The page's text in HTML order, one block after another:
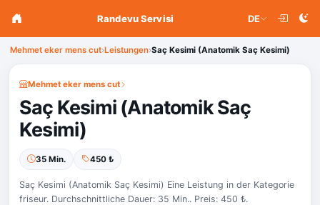
Randevu Servisi DE
Mehmet eker mens cut›Leistungen›Saç Kesimi (Anatomik Saç Kesimi)
Mehmet eker mens cut
Saç Kesimi (Anatomik Saç
Kesimi)
35 Min. 450 ₺
Saç Kesimi (Anatomik Saç Kesimi) Eine Leistung in der Kategorie
friseur. Durchschnittliche Dauer: 35 Min.. Preis: 450 ₺.